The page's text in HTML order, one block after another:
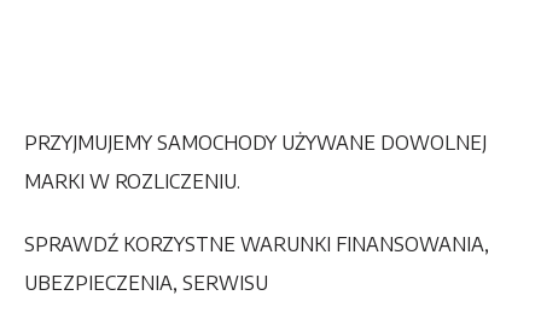
PRZYJMUJEMY SAMOCHODY UŻYWANE DOWOLNEJ
MARKI W ROZLICZENIU.
SPRAWDŹ KORZYSTNE WARUNKI FINANSOWANIA,
UBEZPIECZENIA, SERWISU